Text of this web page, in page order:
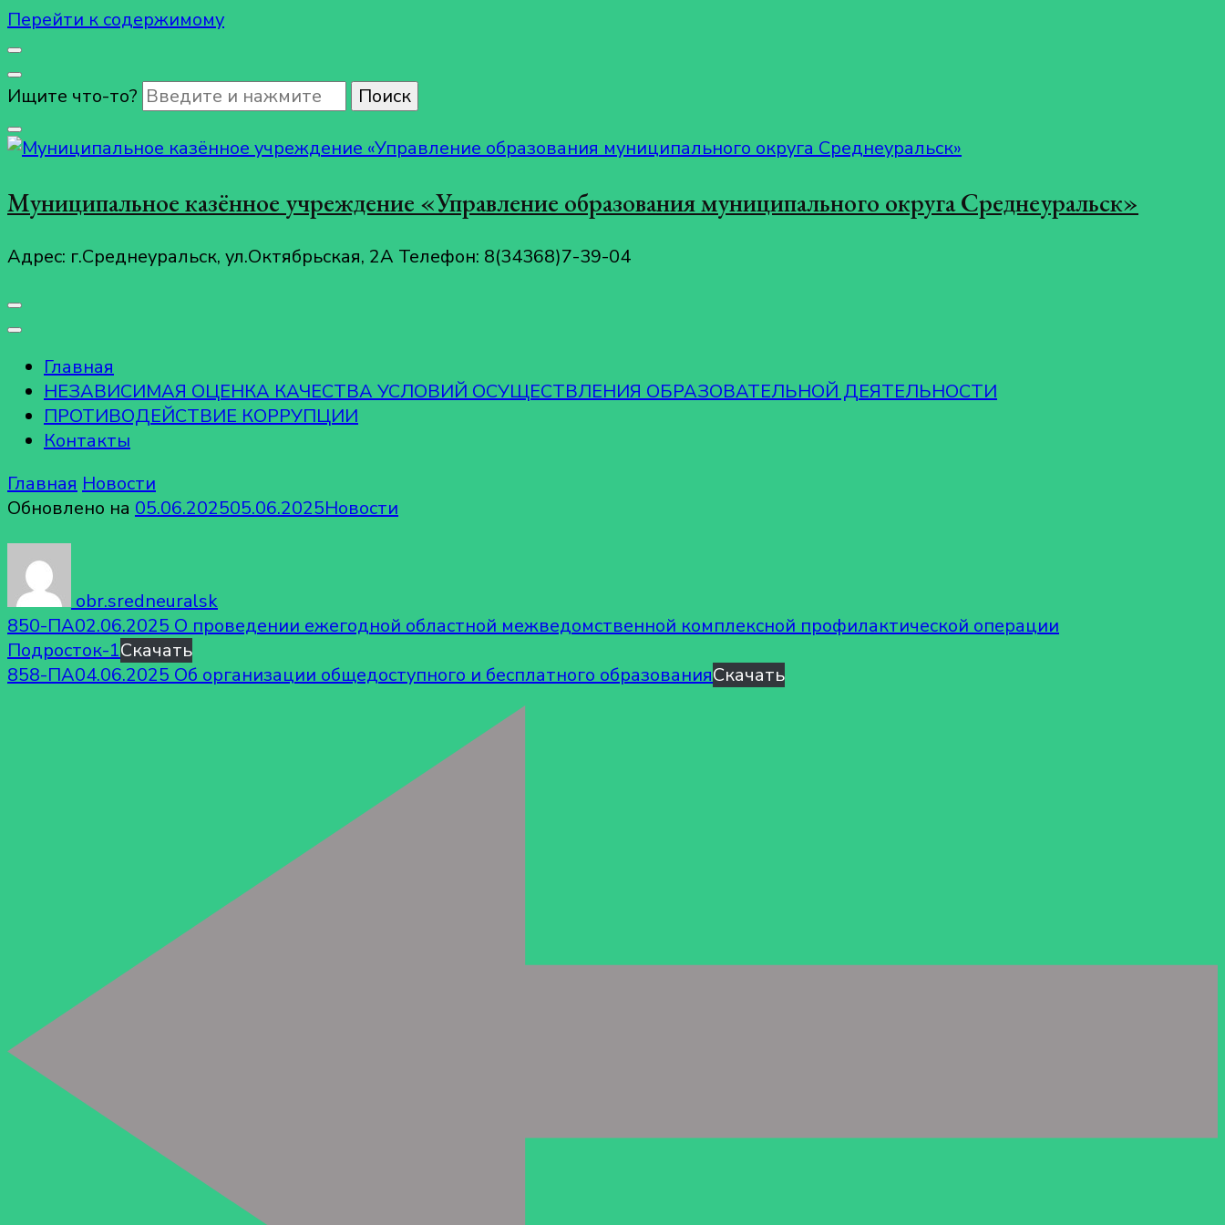
Перейти к содержимому
Ищите что-то?
Муниципальное казённое учреждение «Управление образования муниципального округа Среднеуральск»
Адрес: г.Среднеуральск, ул.Октябрьская, 2А Телефон: 8(34368)7-39-04
Главная
НЕЗАВИСИМАЯ ОЦЕНКА КАЧЕСТВА УСЛОВИЙ ОСУЩЕСТВЛЕНИЯ ОБРАЗОВАТЕЛЬНОЙ ДЕЯТЕЛЬНОСТИ
ПРОТИВОДЕЙСТВИЕ КОРРУПЦИИ
Контакты
Главная Новости
Обновлено на 05.06.202505.06.2025Новости
obr.sredneuralsk
850-ПА02.06.2025 О проведении ежегодной областной межведомственной комплексной профилактической операции
Подросток-1Скачать
858-ПА04.06.2025 Об организации общедоступного и бесплатного образованияСкачать